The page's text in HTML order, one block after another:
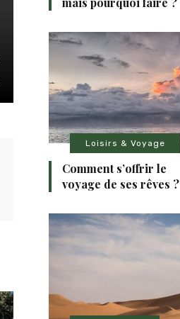
Loisirs & Voyage
Comment s’offrir le
voyage de ses rêves ?